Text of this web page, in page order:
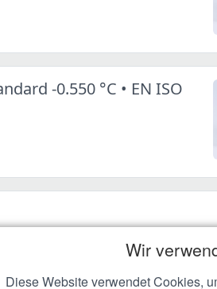
Wir
Diese Website verwendet Cookies,
-0.550 °C • EN ISO